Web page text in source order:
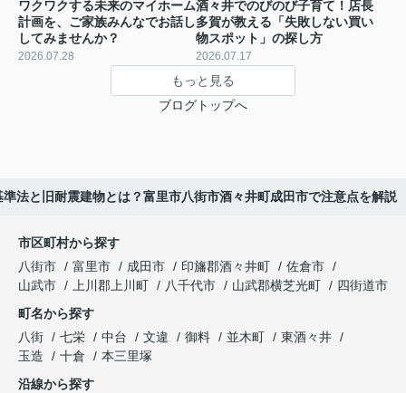
ワクワクする未来のマイホーム
計画を、ご家族みんなでお話し
してみませんか？
2026.07.28
酒々井でのびのび子育て！店長
多賀が教える「失敗しない買い
物スポット」の探し方
2026.07.17
もっと見る
ブログトップへ
準法と旧耐震建物とは？富里市八街市酒々井町成田市で注意点を解説
市区町村から探す
八街市
富里市 成田市 印旛郡酒々井町
佐倉市
山武市
上川郡上川町 八千代市 山武郡横芝光町
四街道市
町名から探す
八街
七栄 中台 文違 御料 並木町
東酒々井
玉造
十倉
本三里塚
沿線から探す